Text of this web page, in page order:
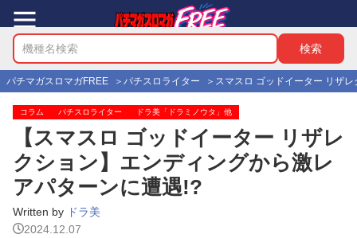
パチマガスロマガFREE パチスロライター スマスロ ゴッドイーター リザレ
コラム パチスロライター ドラ美「ドラミノウタ」他
【スマスロ ゴッドイーター リザレ
クション】エンディングから激レ
アパターンに遭遇!?
Written by ドラ美
2024.12.07